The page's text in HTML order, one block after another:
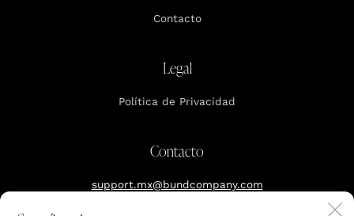
Contacto
Legal
Política de Privacidad
Contacto
support.mx@bundcompany.com